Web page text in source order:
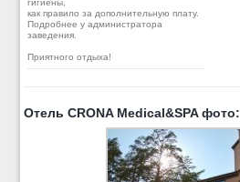
гигиены,
как правило за дополнительную плату.
Подробнее у администратора
заведения.
Приятного отдыха!
Отель CRONA Medical&SPA фото: